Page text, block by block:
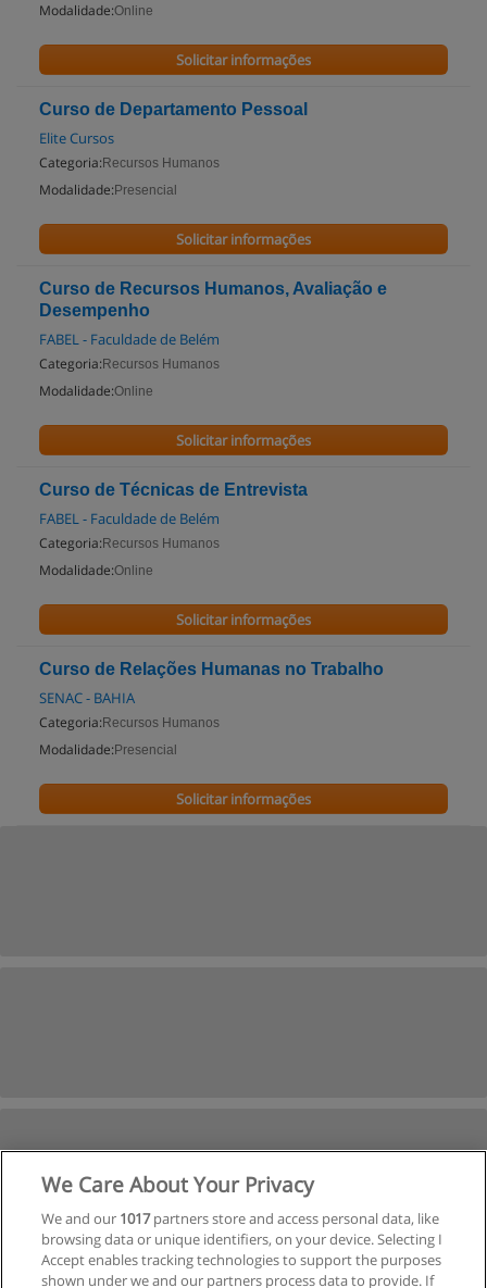
Modalidade:Online
Solicitar informações
Curso de Departamento Pessoal
Elite Cursos
Categoria: Recursos Humanos
Modalidade: Presencial
Solicitar informações
Curso de Recursos Humanos, Avaliação e
Desempenho
FABEL - Faculdade de Belém
Categoria: Recursos Humanos
Modalidade:Online
Solicitar informações
Curso de Técnicas de Entrevista
FABEL - Faculdade de Belém
Categoria: Recursos Humanos
Modalidade:Online
Solicitar informações
Curso de Relações Humanas no Trabalho
SENAC - BAHIA
Categoria: Recursos Humanos
Modalidade: Presencial
Solicitar informações
We Care About Your Privacy
We and our 1017partners store and access personal data, like
browsing data or unique identifiers, on your device. Selecting I
Accept enables tracking technologies to support the purposes
shown under we and our partners process data to provide. If